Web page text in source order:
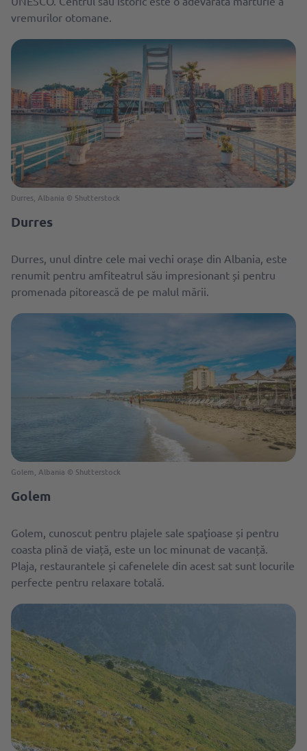
vremurilor otomane.
Durres, Albania © Shutterstock
Durres
Durres, unul dintre cele mai vechi orașe din Albania, este
renumit pentru amfiteatrul său impresionant și pentru
promenada pitorească de pe malul mării.
Golem, Albania © Shutterstock
Golem
Golem, cunoscut pentru plajele sale spaţioase și pentru
coasta plină de viață, este un loc minunat de vacanță.
Plaja, restaurantele și cafenelele din acest sat sunt locurile
perfecte pentru relaxare totală.